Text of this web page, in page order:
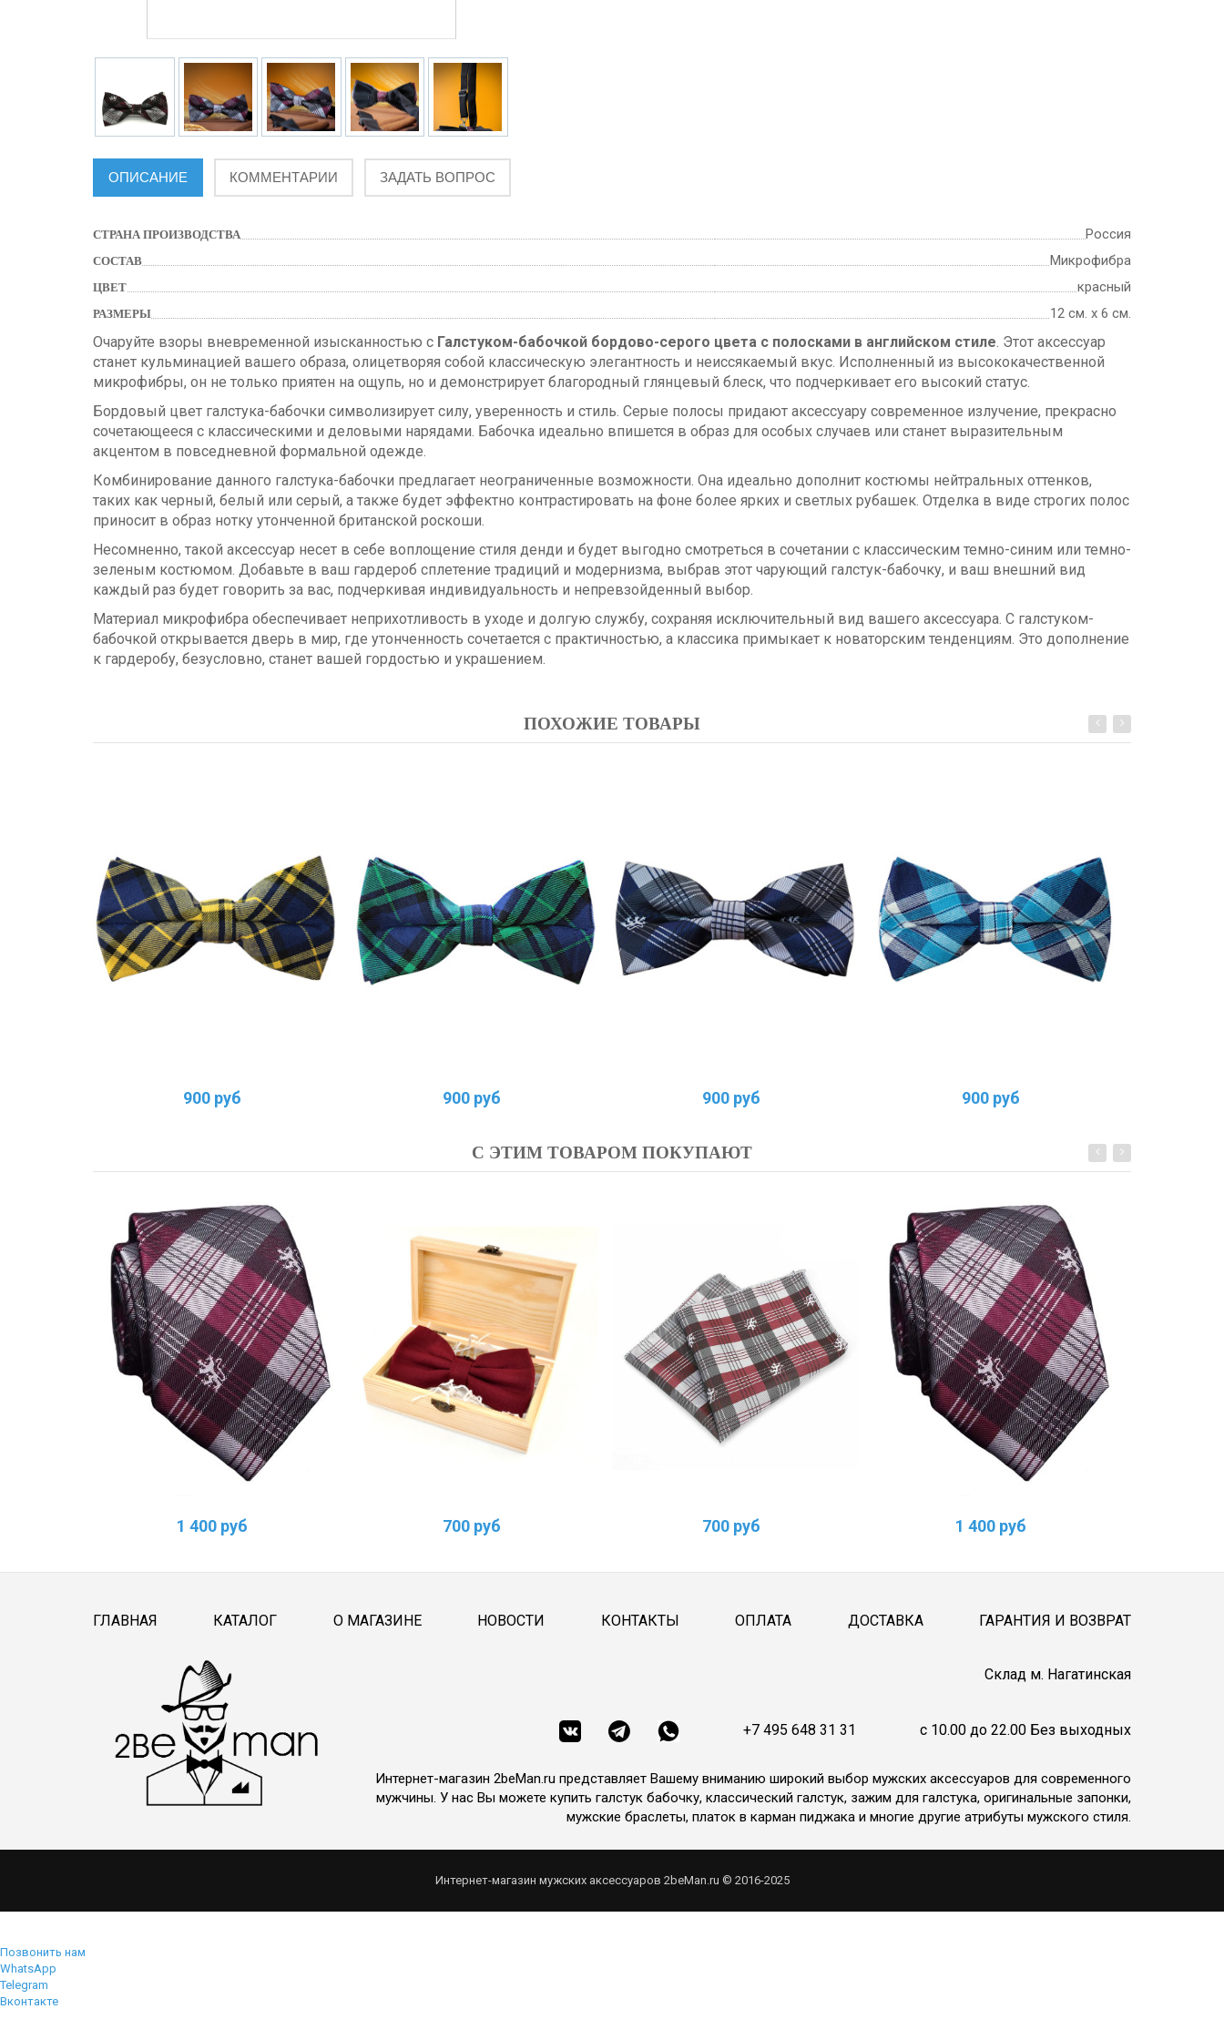
ОПИСАНИЕ КОММЕНТАРИИ ЗАДАТЬ ВОПРОС
СТРАНА ПРОИЗВОДСТВА Россия
СОСТАВ Микрофибра
ЦВЕТ красный
РАЗМЕРЫ 12 см. х 6 см.
Очаруйте взоры вневременной изысканностью с Галстуком-бабочкой бордово-серого цвета с полосками в английском стиле. Этот аксессуар
станет кульминацией вашего образа, олицетворяя собой классическую элегантность и неиссякаемый вкус. Исполненный из высококачественной
микрофибры, он не только приятен на ощупь, но и демонстрирует благородный глянцевый блеск, что подчеркивает его высокий статус.
Бордовый цвет галстука-бабочки символизирует силу, уверенность и стиль. Серые полосы придают аксессуару современное излучение, прекрасно
сочетающееся с классическими и деловыми нарядами. Бабочка идеально впишется в образ для особых случаев или станет выразительным
акцентом в повседневной формальной одежде.
Комбинирование данного галстука-бабочки предлагает неограниченные возможности. Она идеально дополнит костюмы нейтральных оттенков,
таких как черный, белый или серый, а также будет эффектно контрастировать на фоне более ярких и светлых рубашек. Отделка в виде строгих полос
приносит в образ нотку утонченной британской роскоши.
Несомненно, такой аксессуар несет в себе воплощение стиля денди и будет выгодно смотреться в сочетании с классическим темно-синим или темно-
зеленым костюмом. Добавьте в ваш гардероб сплетение традиций и модернизма, выбрав этот чарующий галстук-бабочку, и ваш внешний вид
каждый раз будет говорить за вас, подчеркивая индивидуальность и непревзойденный выбор.
Материал микрофибра обеспечивает неприхотливость в уходе и долгую службу, сохраняя исключительный вид вашего аксессуара. С галстуком-
бабочкой открывается дверь в мир, где утонченность сочетается с практичностью, а классика примыкает к новаторским тенденциям. Это дополнение
к гардеробу, безусловно, станет вашей гордостью и украшением.
ПОХОЖИЕ ТОВАРЫ
900 руб 900 руб 900 руб 900 руб
С ЭТИМ ТОВАРОМ ПОКУПАЮТ
1 400 руб 700 руб 700 руб 1 400 руб
ГЛАВНАЯ КАТАЛОГ О МАГАЗИНЕ НОВОСТИ КОНТАКТЫ ОПЛАТА ДОСТАВКА ГАРАНТИЯ И ВОЗВРАТ
Cклад м. Нагатинская
+7 495 648 31 31 c 10.00 до 22.00 Без выходных
Интернет-магазин 2beMan.ru представляет Вашему вниманию широкий выбор мужских аксессуаров для современного
мужчины. У нас Вы можете купить галстук бабочку, классический галстук, зажим для галстука, оригинальные запонки,
мужские браслеты, платок в карман пиджака и многие другие атрибуты мужского стиля.
Интернет-магазин мужских аксессуаров 2beMan.ru © 2016-2025
Позвонить нам
WhatsApp
Telegram
Вконтакте